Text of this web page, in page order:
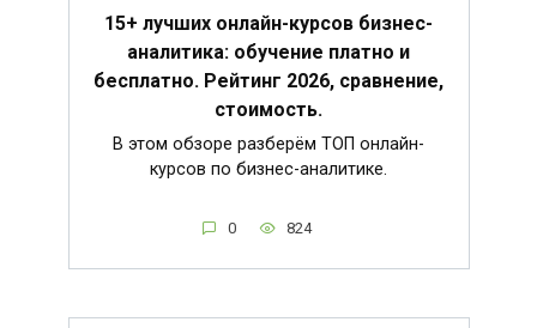
15+ лучших онлайн-курсов бизнес-
аналитика: обучение платно и
бесплатно. Рейтинг 2026, сравнение,
стоимость.
В этом обзоре разберём ТОП онлайн-
курсов по бизнес-аналитике.
0 824